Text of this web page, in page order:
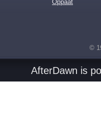
Oppaat
©
AfterDawn is